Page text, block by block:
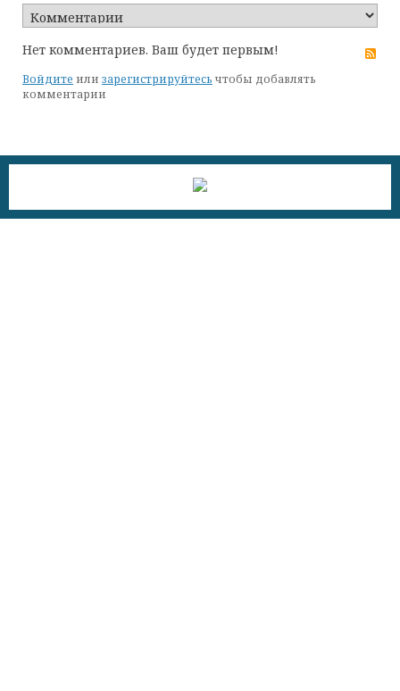
Нет комментариев. Ваш будет первым!
Войдите или зарегистрируйтесь чтобы добавлять
комментарии